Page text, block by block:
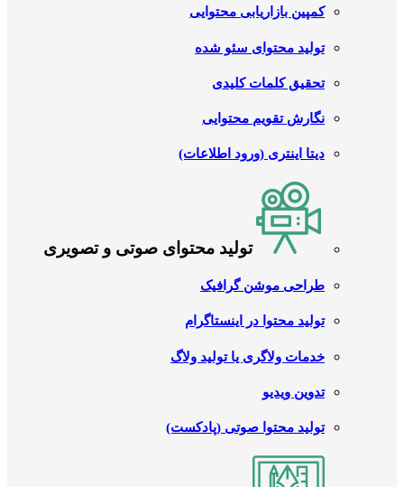
کمپین بازاریابی محتوایی
تولید محتوای سئو شده
تحقیق کلمات کلیدی
نگارش تقویم محتوایی
دیتا اینتری (ورود اطلاعات)
تولید محتوای صوتی و تصویری
طراحی موشن گرافیک
تولید محتوا در اینستاگرام
خدمات ولاگری یا تولید ولاگ
تدوین ویدیو
تولید محتوا صوتی (پادکست)